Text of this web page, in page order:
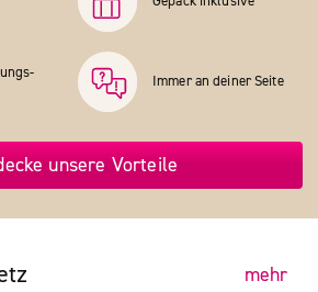
Immer an deiner Seite
unsere Vorteile
mehr